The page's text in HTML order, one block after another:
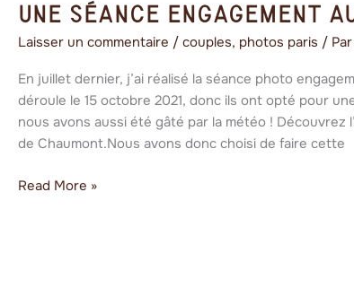
Une séance engagement
Laisser un commentaire / couples, photos paris / Par
En juillet dernier, j’ai réalisé la séance photo
déroule le 15 octobre 2021, donc ils ont opté pour
nous avons aussi été gâté par la météo ! Découvrez
de Chaumont.Nous avons donc choisi de faire cette
Une
au
Louvre
Read More »